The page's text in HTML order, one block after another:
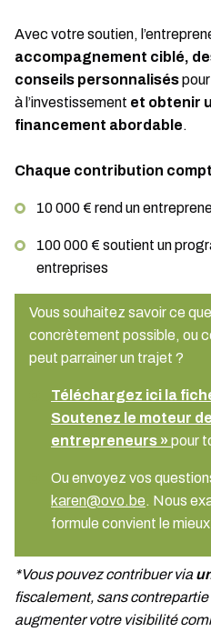
Avec votre soutien,
accompagnement ciblé,
conseils personnalisés
à l’investissement et obtenir
financement abordable.
Chaque contribution
10 000 € rend un
100 000 € soutient un
entreprises
Vous souhaitez savoir ce
concrètement possible, ou
peut parrainer un trajet ?
Téléchargez ici la
Soutenez le moteur
entrepreneurs » pour
Ou envoyez vos
karen@ovo.be. Nous
formule convient le
*Vous pouvez contribuer via
fiscalement, sans
augmenter votre visibilité